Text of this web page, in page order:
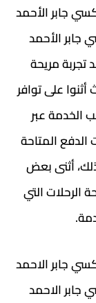
جابر الأحمد
جابر الأحمد
تجربة مريحة
على توافر
الخدمة عبر
الدفع المتاحة
أثنى بعض
الرحلات التي
جابر الاحمد
جابر الاحمد